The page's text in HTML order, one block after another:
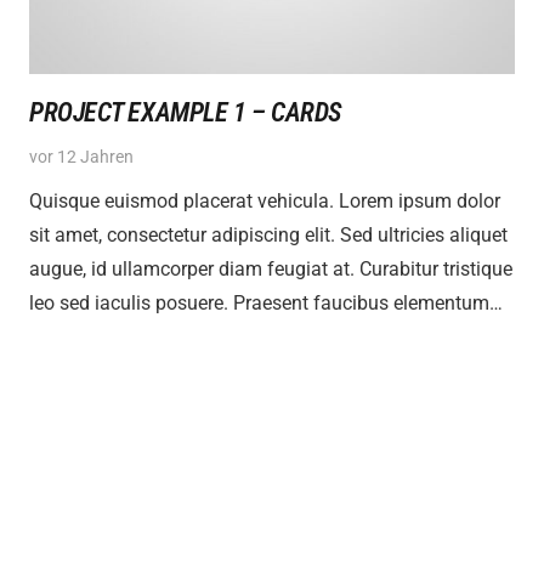
PROJECT EXAMPLE 1 – CARDS
vor 12 Jahren
Quisque euismod placerat vehicula. Lorem ipsum dolor
sit amet, consectetur adipiscing elit. Sed ultricies aliquet
augue, id ullamcorper diam feugiat at. Curabitur tristique
leo sed iaculis posuere. Praesent faucibus elementum…